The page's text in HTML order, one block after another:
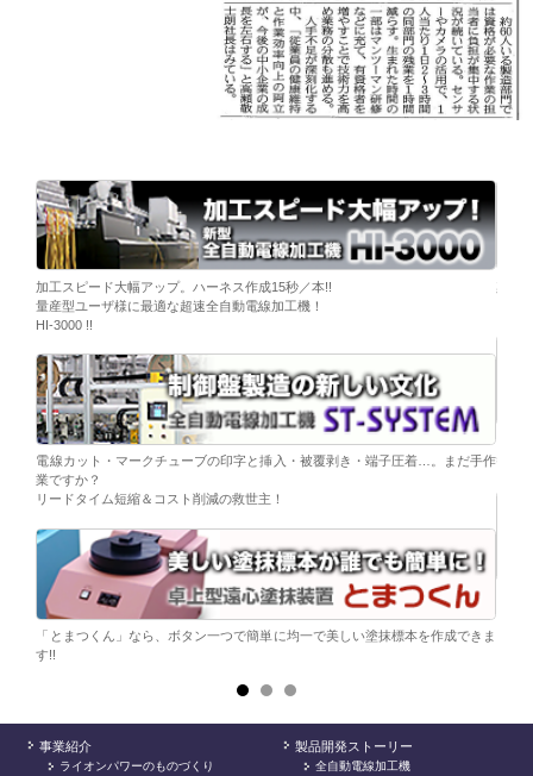
ブ挿
載。
加工スピード大幅アップ。ハーネス作成15秒／本!!
量産型ユーザ様に最適な超速全自動電線加工機！
HI-3000 !!
電線カット・マークチューブの印字と挿入・被覆剥き・端子圧着…。まだ手作
業ですか？
リードタイム短縮＆コスト削減の救世主！
「とまつくん」なら、ボタン一つで簡単に均一で美しい塗抹標本を作成できま
す!!
染色
事業紹介
ライオンパワーのものづくり
製品開発ストーリー
全自動電線加工機